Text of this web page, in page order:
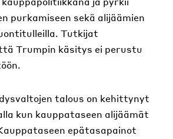
purkamiseen sekä alijäämien
Tutkijat
Trumpin käsitys ei perustu
talous on kehittynyt
kun kauppataseen alijäämät
epätasapainot